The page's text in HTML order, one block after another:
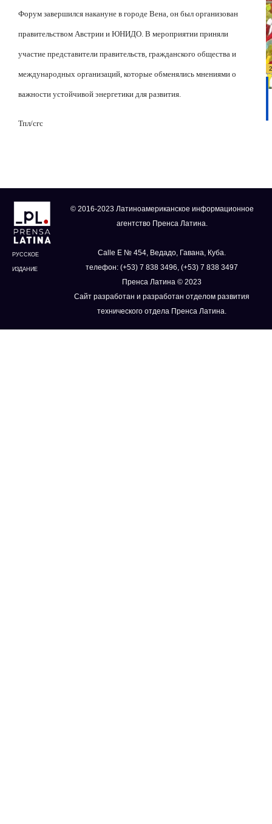
Форум завершился накануне в городе Вена, он был организован
правительством Австрии и ЮНИДО. В мероприятии приняли
участие представители правительств, гражданского общества и
международных организаций, которые обменялись мнениями о
важности устойчивой энергетики для развития.
Тпл/сгс
РУССКОЕ
ИЗДАНИЕ
© 2016-2023 Латиноамериканское информационное
агентство Пренса Латина.
Calle E № 454, Ведадо, Гавана, Куба.
телефон: (+53) 7 838 3496, (+53) 7 838 3497
Пренса Латина © 2023
Сайт разработан и разработан отделом развития
технического отдела Пренса Латина.